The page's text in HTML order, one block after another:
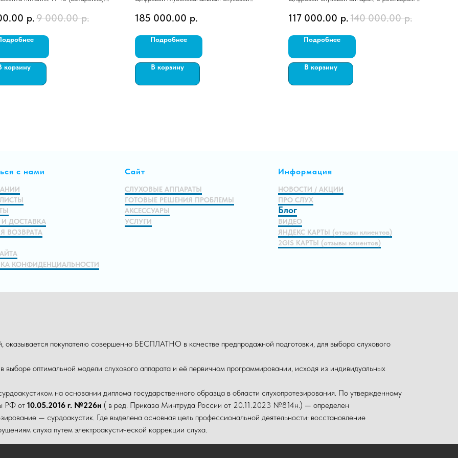
BTE, Мощный, Аналоговый.
р.9 000.00 р.
корзину
185 000.00 р.
Подробнее
В корзину
Премиум класс.
117 000.00 р.140 000.00 р.
Подробнее
В корзину
с нами
ДОСТАВКА
ВОЗВРАТА
КОНФИДЕНЦИАЛЬНОСТИ
Сайт
СЛУХОВЫЕ АППАРАТЫ
ГОТОВЫЕ РЕШЕНИЯ ПРОБЛЕМЫ
АКСЕССУАРЫ
УСЛУГИ
Информация
НОВОСТИ / АКЦИИ
ПРО СЛУХ
Блог
ВИДЕО
ЯНДЕКС КАРТЫ (отзывы клиентов)
2GIS КАРТЫ (отзывы клиентов)
оказывается покупателю совершенно БЕСПЛАТНО в качестве предпродажной подготовки, для выбора слухового
выборе оптимальной модели слухового аппарата и её первичном программировании, исходя из индивидуальных
на основании диплома государственного образца в области слухопротезирования. По утвержденному
РФ от 10.05.2016 г. №226н ( в ред. Приказа Минтруда России от 20.11.2023 №814н.) — определен
— сурдоакустик. Где выделена основная цель профессиональной деятельности: восстановление
слуха путем электроакустической коррекции слуха.